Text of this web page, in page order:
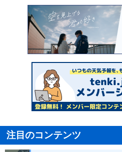
注目のコンテンツ